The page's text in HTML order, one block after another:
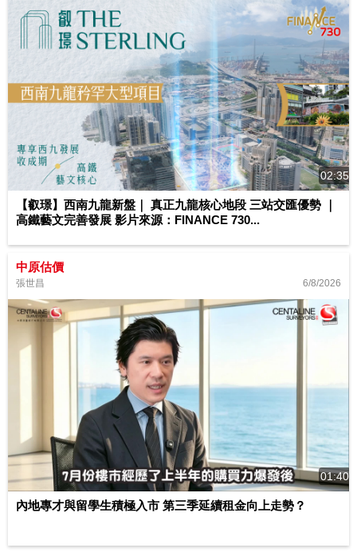
02:35
【叡璟】西南九龍新盤｜ 真正九龍核心地段 三站交匯優勢 ｜
高鐵藝文完善發展 影片來源：FINANCE 730...
中原估價
張世昌 6/8/2026
01:40
內地專才與留學生積極入市 第三季延續租金向上走勢？